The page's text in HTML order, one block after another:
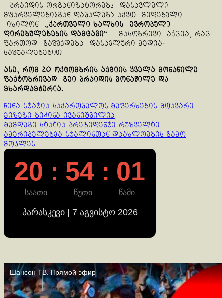
პრაიდის ორგანიზატორებს დასავლელი
მფარველებისგან დავალება აქვთ მიღებული
იხილონ „ქართველი ხალხის ევროპული
ღირებულებების დამცავი“ მასობრივი აქცია, რაც
ფართოდ გაშუქდება დასავლური მედია-
საშუალებებით.
ასე, რომ 20 ოქტომბრის აქციის ყველა მონაწილე
ფაქტობრივად გეი პრაიდის მონაწილე და
მხარდამჭერია.
Continue
Reading
წინა სტატია საქართველოს შეფერხების მთავარი
მიზეზი ბიძინა ივანიშვილია
შემდეგი სტატია პრეზიდენტი რუზველტი
ამერიკელებმა სტალინთან დაახლოების გამო
მოკლეს
20 : 54 : 01
საათი წუთი წამი
პარასკევი | 7 აგვისტო 2026